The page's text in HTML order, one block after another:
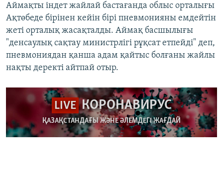
Аймақты індет жайлай бастағанда облыс орталығы
Ақтөбеде бірінен кейін бірі пневмонияны емдейтін
жеті орталық жасақталды. Аймақ басшылығы
"денсаулық сақтау министрлігі рұқсат етпейді" деп,
пневмониядан қанша адам қайтыс болғаны жайлы
нақты деректі айтпай отыр.
LIVE КОРОНАВИРУС
ҚАЗАҚСТАНДАҒЫ ЖӘНЕ ӘЛЕМДЕГІ ЖАҒДАЙ